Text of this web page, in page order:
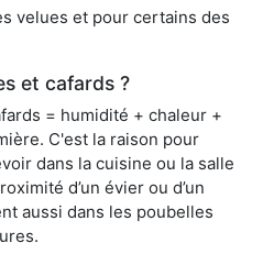
velues et pour certains des
et cafards ?
= humidité + chaleur +
C'est la raison pour
dans la cuisine ou la salle
d’un évier ou d’un
aussi dans les poubelles